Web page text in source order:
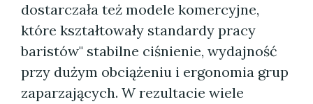
dostarczała też modele komercyjne,
które kształtowały standardy pracy
baristów" stabilne ciśnienie, wydajność
przy dużym obciążeniu i ergonomia grup
zaparzających. W rezultacie wiele